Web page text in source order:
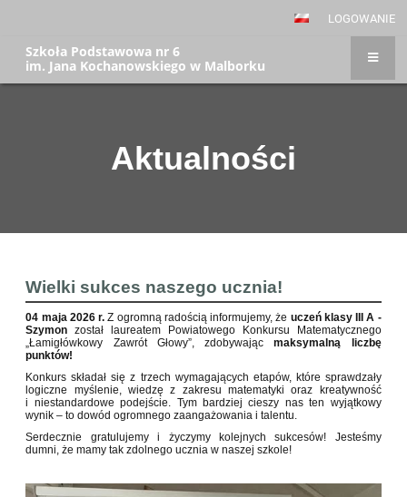
LOGOWANIE
Szkoła Podstawowa nr 6
im. Jana Kochanowskiego w Malborku
Aktualności
Wielki sukces naszego ucznia!
04 maja 2026 r.Z ogromną radością informujemy, że uczeń klasy III A -
Szymon został laureatem Powiatowego Konkursu Matematycznego
„Łamigłówkowy Zawrót Głowy”, zdobywającmaksymalną liczbę
punktów!
Konkurs składał się z trzech wymagających etapów, które sprawdzały
logiczne myślenie, wiedzę z zakresu matematyki oraz kreatywność
i niestandardowe podejście. Tym bardziej cieszy nas ten wyjątkowy
wynik – to dowód ogromnego zaangażowania i talentu.
Serdecznie gratulujemy i życzymy kolejnych sukcesów! Jesteśmy
dumni, że mamy tak zdolnego ucznia w naszej szkole!